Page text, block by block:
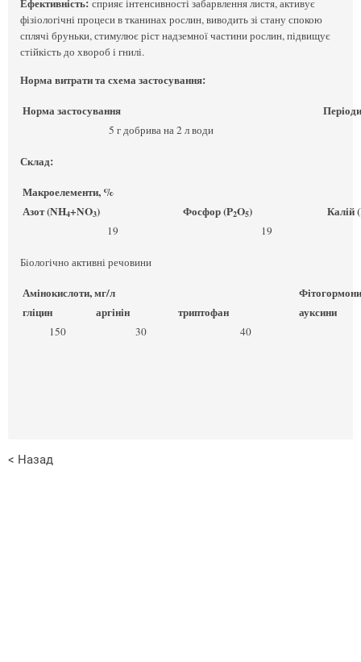
сприяє інтенсивності забарвлення листя, активує
фізіологічні процеси в тканинах рослин, виводить зі стану спокою
сплячі бруньки, стимулює ріст надземної частини рослин, підвищує
стійкість до хвороб і гнилі.
Норма витрати та схема застосування:
Норма застосування
5 г добрива на 2 л води
Склад:
Макроелементи, %
Азот (NH4+NO3) Фосфор (P2O5) Калій
19 19
Біологічно активні речовини
Амінокислоти, мг/л
гліцин
аргінін триптофан ауксини
150 30 40
< Назад